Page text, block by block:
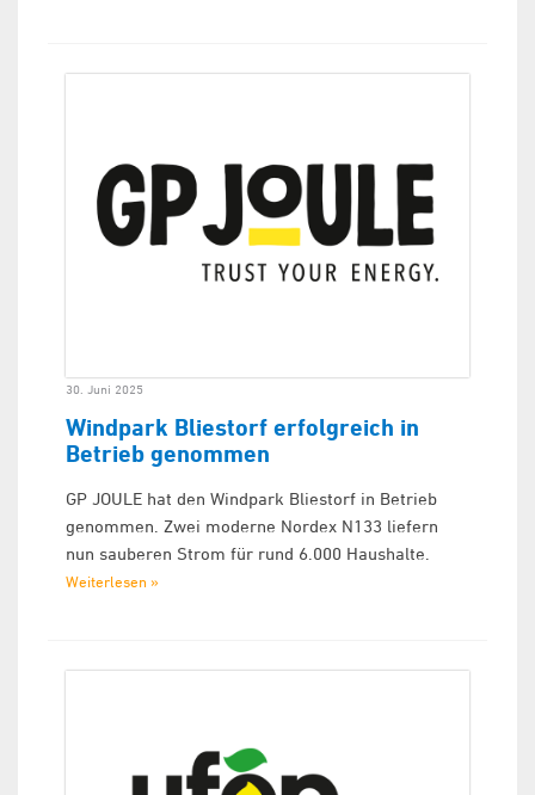
30. Juni 2025
Windpark Bliestorf erfolgreich in
Betrieb genommen
GP JOULE hat den Windpark Bliestorf in Betrieb
genommen. Zwei moderne Nordex N133 liefern
nun sauberen Strom für rund 6.000 Haushalte.
Weiterlesen »